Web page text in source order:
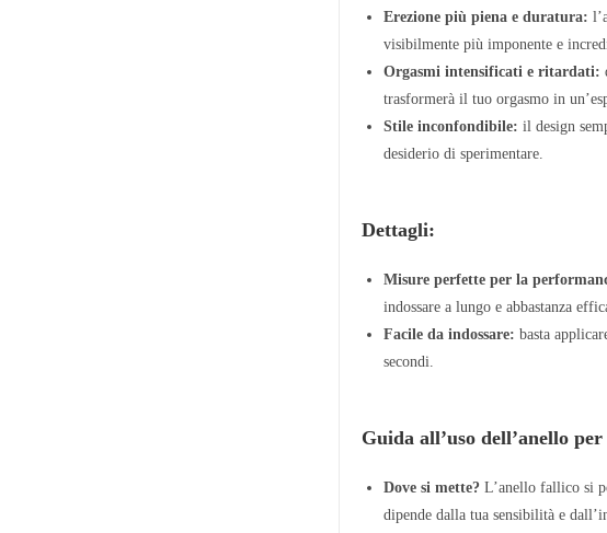
Erezione più piena e duratura:
visibilmente più imponente e
Orgasmi intensificati e ritardati:
trasformerà il tuo orgasmo in
Stile inconfondibile: il design
desiderio di sperimentare.
Dettagli:
Misure perfette per la
indossare a lungo e abbastanza
Facile da indossare: basta
secondi.
Guida all’uso dell’anello per
Dove si mette? L’anello fallico si
dipende dalla tua sensibilità e